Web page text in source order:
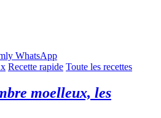
WhatsApp
Recette rapide Toute les recettes
moelleux, les